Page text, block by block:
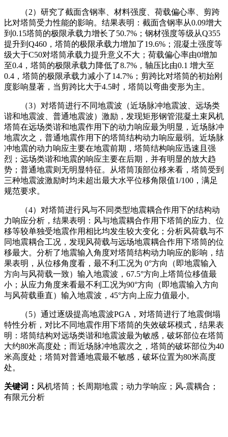
（2）研究了截面含钢率、材料强度、荷载偏心率、剪跨
比对塔筒受力性能的影响。结果表明：截面含钢率从0.09增大
到0.15塔筒的极限承载力增长了50.7%；钢材强度等级从Q355
提升到Q460，塔筒的极限承载力增加了19.6%；混凝土强度等
级大于C50对塔筒承载力提升意义不大；荷载偏心率由0增加
至0.4，塔筒的极限承载力降低了8.7%，轴压比由0.1 增大至
0.4，塔筒的极限承载力减小了14.7%；剪跨比对塔筒的初始刚
度影响显著，当剪跨比大于4.5时，塔筒以弯曲变形为主。
（3）对塔筒进行不同地震波（近场脉冲地震波、远场类
谐和地震波、普通地震波）激励，发现矩形钢管混凝土束风机
塔筒在远场类谐和地震作用下的动力响应最为明显，近场脉冲
地震次之，普通地震作用下的塔筒结构动力响应最弱。近场脉
冲地震的动力响应主要在地震前期，塔筒结构响应迅速且强
烈；远场类谐和地震的响应主要在后期，并有明显的放大趋
势；普通地震则无明显特征。从塔筒顶部位移来看，塔筒受到
三种地震波激励时均未超出最大水平位移角限值1/100，满足
规范要求。
（4）对塔筒进行风与不同类型地震耦合作用下的结构动
力响应分析，结果表明：风与地震耦合作用下塔筒的应力、位
移等较单独受地震作用相比均发生较大变化；分析风荷载与不
同地震耦合工况，发现风荷载与远场地震耦合作用下塔筒的位
移最大。分析了地震输入角度对塔筒结构动力响应的影响，结
果表明，从位移角度看，最不利工况为 0°方向（即地震输入
方向与风荷载一致）输入地震波，67.5°方向上塔筒位移值最
小；从应力角度来看最不利工况为90°方向（即地震输入方向
与风荷载垂直）输入地震波，45°方向上应力值最小。
（5）通过逐级提高地震波PGA，对塔筒进行了地震倒塌
特性分析，对比不同地震作用下塔筒的失效破坏模式，结果表
明：塔筒结构对远场类谐和地震波最为敏感，破坏部位在塔筒
大约80米高度处；而近场脉冲地震次之，塔筒的破坏部位为40
米高度处；塔筒对普通地震最不敏感，破坏位置为80米高度
处。
关键词： 风机塔筒；长周期地震；动力学响应；风-震耦合；
有限元分析